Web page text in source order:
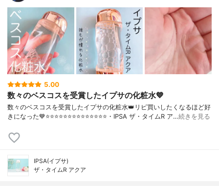
5.00
数々のベスコスを受賞したイプサの化粧水💙
数々のベスコスを受賞したイプサの化粧水👑リピ買いしたくなるほど好
きになった💙⭐️⭐️⭐️⭐️⭐️⭐️⭐️⭐️⭐️⭐️⭐️⭐️⭐️⭐️・IPSA ザ・タイムR ア…続きを見る
IPSA(イプサ)
ザ・タイムR アクア